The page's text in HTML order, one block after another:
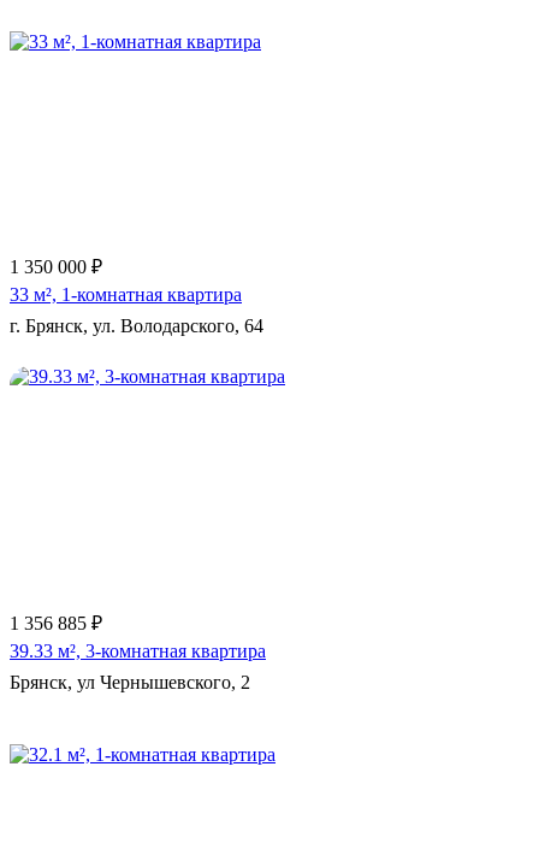
1 350 000 ₽
33 м², 1-комнатная квартира
г. Брянск, ул. Володарского, 64
1 356 885 ₽
39.33 м², 3-комнатная квартира
Брянск, ул Чернышевского, 2